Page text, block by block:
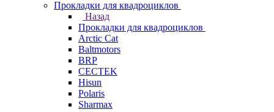
Прокладки для квадроциклов
Назад
Прокладки для квадроциклов
Arctic Cat
Baltmotors
BRP
CECTEK
Hisun
Polaris
Sharmax